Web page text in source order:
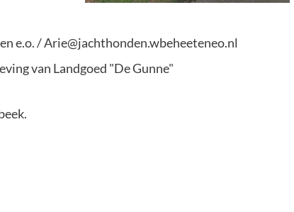
e.o. / Arie@jachthonden.wbeheeteneo.nl
van Landgoed "De Gunne"